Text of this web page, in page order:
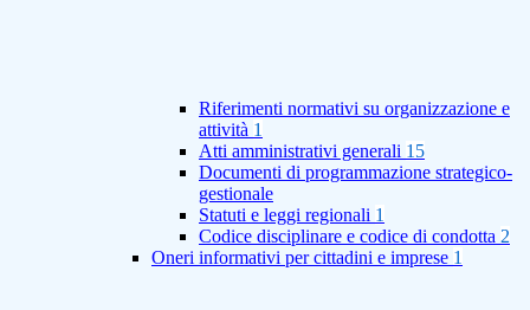
Riferimenti normativi su organizzazione e
attività 1
Atti amministrativi generali 15
Documenti di programmazione strategico-
gestionale
Statuti e leggi regionali 1
Codice disciplinare e codice di condotta 2
Oneri informativi per cittadini e imprese 1